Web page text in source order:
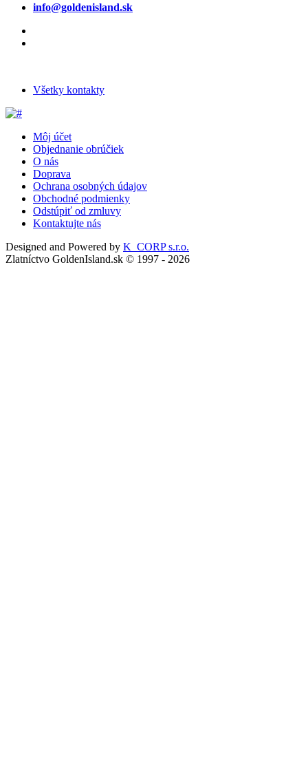
info@goldenisland.sk
Všetky kontakty
Môj účet
Objednanie obrúčiek
O nás
Doprava
Ochrana osobných údajov
Obchodné podmienky
Odstúpiť od zmluvy
Kontaktujte nás
Designed and Powered by K_CORP s.r.o.
Zlatníctvo GoldenIsland.sk © 1997 - 2026